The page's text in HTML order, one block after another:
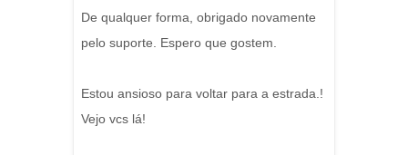
De qualquer forma, obrigado novamente
pelo suporte. Espero que gostem.
Estou ansioso para voltar para a estrada.!
Vejo vcs lá!